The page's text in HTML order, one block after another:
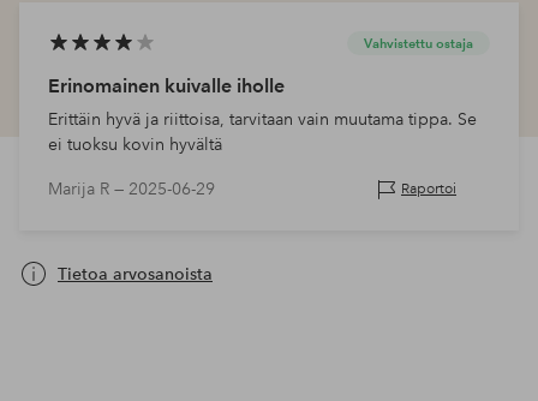
Vahvistettu ostaja
Erinomainen kuivalle iholle
Erittäin hyvä ja riittoisa, tarvitaan vain muutama tippa. Se
ei tuoksu kovin hyvältä
Marija R — 2025-06-29 Raportoi
Tietoa arvosanoista